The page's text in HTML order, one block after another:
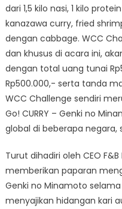
dari 1,5 kilo nasi, 1 kilo
kanazawa curry, fried
dengan cabbage. WCC
dan khusus di acara ini,
dengan total uang tunai
Rp500.000,- serta tanda
WCC Challenge sendiri
Go! CURRY – Genki no
global di beberapa negara,
Turut dihadiri oleh CEO
memberikan paparan
Genki no Minamoto
menyajikan hidangan kari